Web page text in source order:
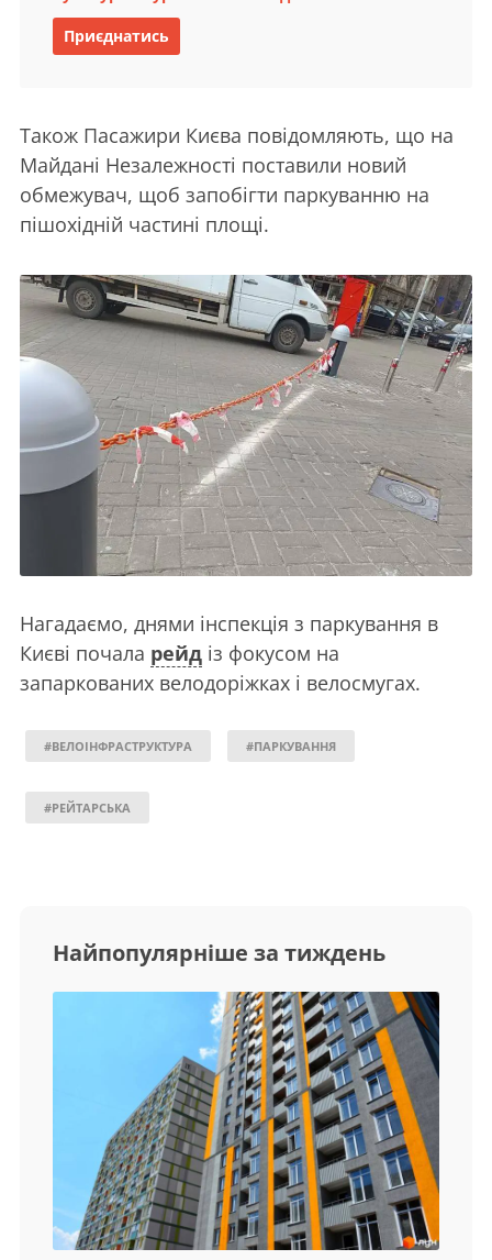
Приєднатись
Також Пасажири Києва повідомляють, що на
Майдані Незалежності поставили новий
обмежувач, щоб запобігти паркуванню на
пішохідній частині площі.
Нагадаємо, днями інспекція з паркування в
Києві почала рейд із фокусом на
запаркованих велодоріжках і велосмугах.
#ВЕЛОІНФРАСТРУКТУРА #ПАРКУВАННЯ
#РЕЙТАРСЬКА
Найпопулярніше за тиждень